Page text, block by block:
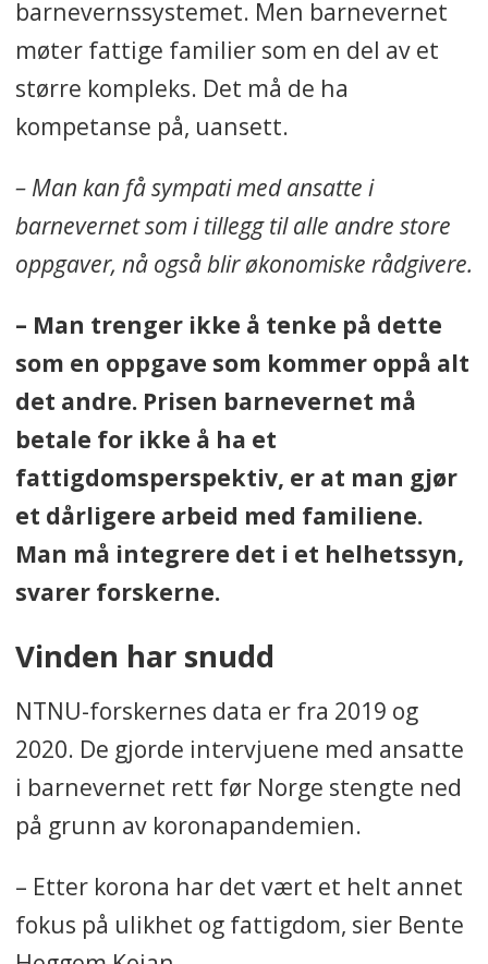
barnevernssystemet. Men barnevernet
møter fattige familier som en del av et
større kompleks. Det må de ha
kompetanse på, uansett.
– Man kan få sympati med ansatte i
barnevernet som i tillegg til alle andre store
oppgaver, nå også blir økonomiske rådgivere.
– Man trenger ikke å tenke på dette
som en oppgave som kommer oppå alt
det andre. Prisen barnevernet må
betale for ikke å ha et
fattigdomsperspektiv, er at man gjør
et dårligere arbeid med familiene.
Man må integrere det i et helhetssyn,
svarer forskerne.
Vinden har snudd
NTNU-forskernes data er fra 2019 og
2020. De gjorde intervjuene med ansatte
i barnevernet rett før Norge stengte ned
på grunn av koronapandemien.
– Etter korona har det vært et helt annet
fokus på ulikhet og fattigdom, sier Bente